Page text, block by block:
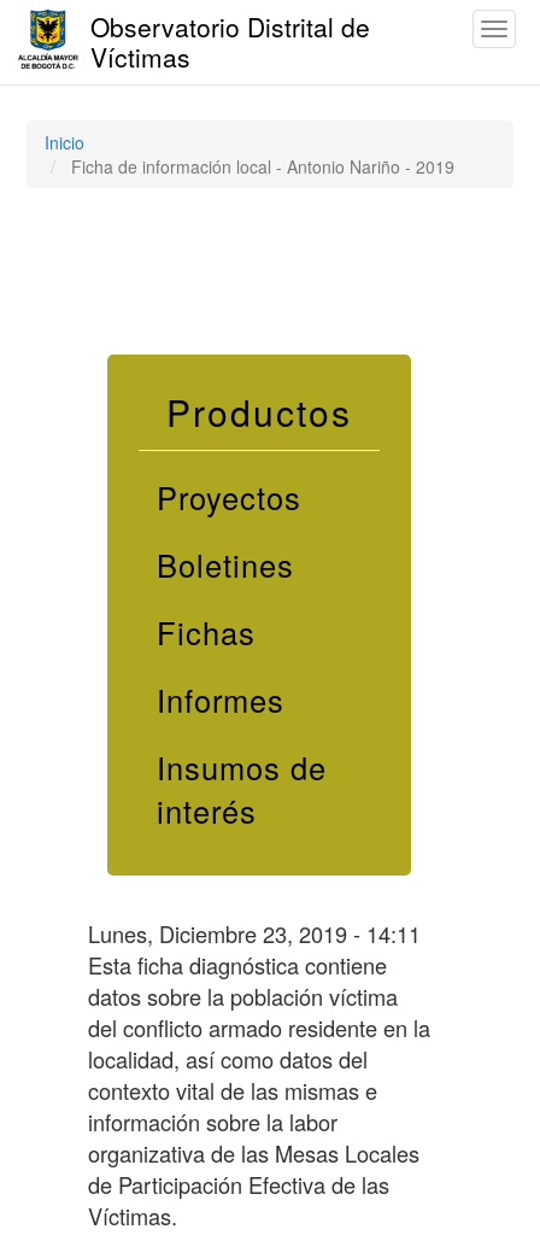
Pasar
contenido
principal
Observatorio Distrital de
Víctimas
Inicio
Ficha de información local - Antonio Nariño - 2019
Productos
Proyectos
Boletines
Fichas
Informes
Insumos de
interés
Lunes, Diciembre 23, 2019 - 14:11
Esta ficha diagnóstica contiene
datos sobre la población víctima
del conflicto armado residente en la
localidad, así como datos del
contexto vital de las mismas e
información sobre la labor
organizativa de las Mesas Locales
de Participación Efectiva de las
Víctimas.